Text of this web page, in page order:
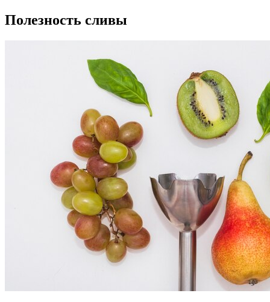
Полезность сливы